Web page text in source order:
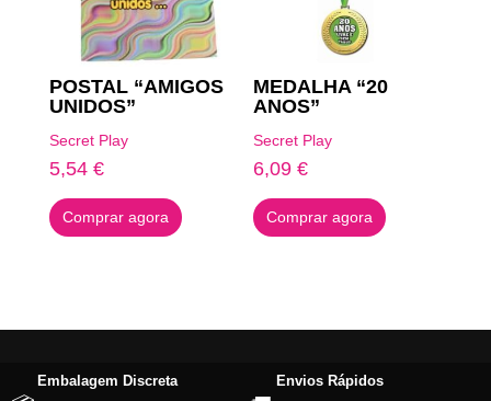
POSTAL “AMIGOS
UNIDOS”
Secret Play
5,54 €
Comprar agora
MEDALHA “20
ANOS”
Secret Play
6,09€
Comprar agora
Embalagem Discreta Envios Rápidos